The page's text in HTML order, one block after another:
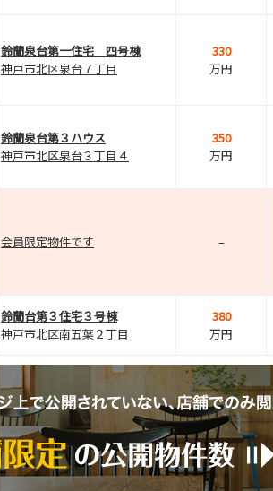
鈴蘭泉台第一住宅 四号棟
神戸市北区泉台７丁目
330
万円
鈴蘭泉台第３ハウス
神戸市北区泉台３丁目４
350
万円
会員限定物件です –
鈴蘭台第３住宅３号棟
神戸市北区南五葉２丁目
380
万円